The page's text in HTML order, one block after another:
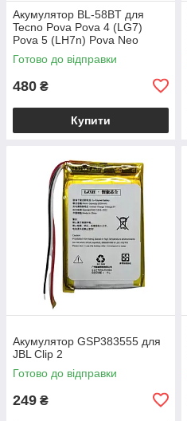
Акумулятор BL-58BT для
Tecno Pova Pova 4 (LG7)
Pova 5 (LH7n) Pova Neo
Готово до відправки
480 ₴
Купити
Акумулятор GSP383555 для
JBL Clip 2
Готово до відправки
249 ₴